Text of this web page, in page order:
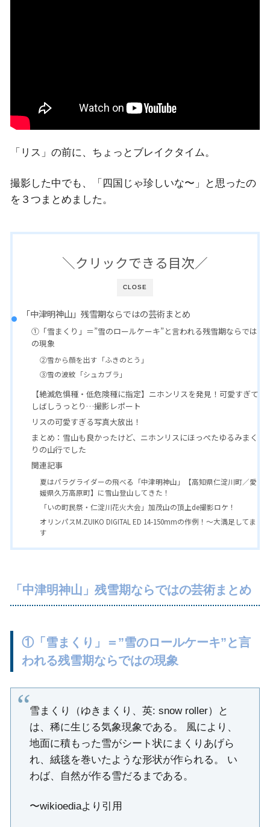
「リス」の前に、ちょっとブレイクタイム。
撮影した中でも、「四国じゃ珍しいな〜」と思ったの
を３つまとめました。
CLOSE
＼クリックできる目次／
「中津明神山」残雪期ならではの芸術まとめ
①「雪まくり」＝”雪のロールケーキ”と言われる残雪期ならでは
の現象
②雪から顔を出す「ふきのとう」
③雪の波紋「シュカブラ」
【絶滅危惧種・低危険種に指定】ニホンリスを発見！可愛すぎて
しばしうっとり…撮影レポート
リスの可愛すぎる写真大放出！
まとめ：雪山も良かったけど、ニホンリスにほっぺたゆるみまく
りの山行でした
関連記事
夏はパラグライダーの飛べる「中津明神山」【高知県仁淀川町／愛
媛県久万高原町】に雪山登山してきた！
「いの町民祭・仁淀川花火大会」加茂山の頂上de撮影ロケ！
オリンパスM.ZUIKO DIGITAL ED 14-150mmの作例！〜大満足してま
す
「中津明神山」残雪期ならではの芸術まとめ
①「雪まくり」＝”雪のロールケーキ”と言
われる残雪期ならではの現象
雪まくり（ゆきまくり、英: snow roller）と
は、稀に生じる気象現象である。 風により、
地面に積もった雪がシート状にまくりあげら
れ、絨毯を巻いたような形状が作られる。 い
わば、自然が作る雪だるまである。
〜wikioediaより引用